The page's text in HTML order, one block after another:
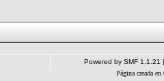
Powered by SMF 1.1.21
Página creada